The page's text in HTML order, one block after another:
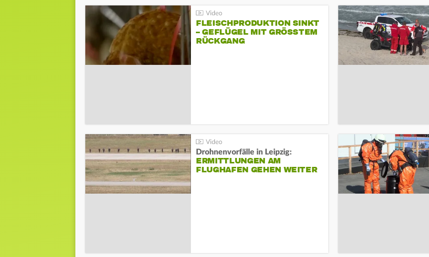
FLEISCHPRODUKTION SINKT
– GEFLÜGEL MIT GRÖSSTEM R
ÜCKGANG
Drohnenvorfälle in Leipzig:
ERMITTLUNGEN AM
FLUGHAFEN GEHEN WEITER